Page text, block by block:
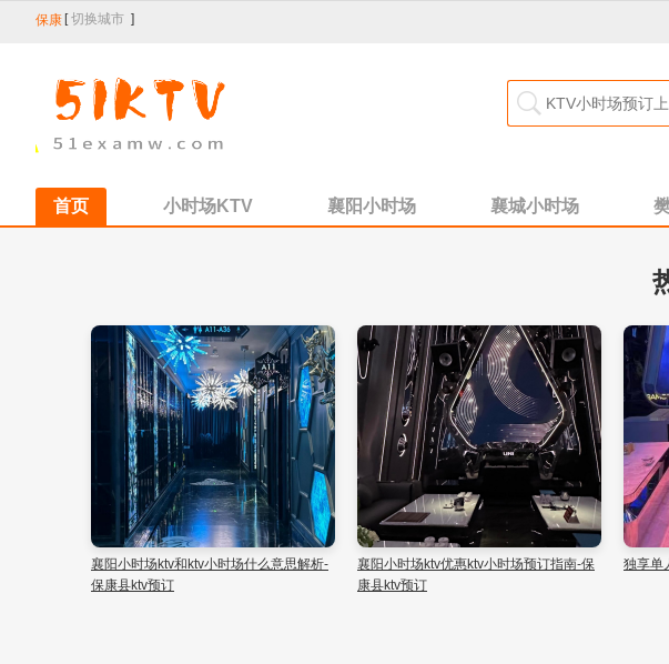
保康 [切换城市 ]
首页 小时场KTV 襄阳小时场 襄城小时场
襄阳小时场ktv和ktv小时场什么意思解析-
保康县ktv预订
襄阳小时场ktv优惠ktv小时场预订指南-保
康县ktv预订
独享单